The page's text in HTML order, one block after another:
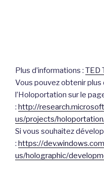
Plus d’informations : TED
Vous pouvez obtenir plus
l’Holoportation sur le
: http://
us/projects/
Si vous souhaitez
: https://
us/holographic/